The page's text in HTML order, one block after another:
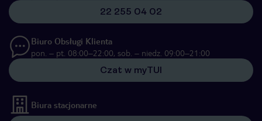
22 255 04 02
Biuro Obsługi Klienta
pon. – pt. 08:00–22:00, sob. – niedz. 09:00–21:00
Czat w myTUI
Biura stacjonarne